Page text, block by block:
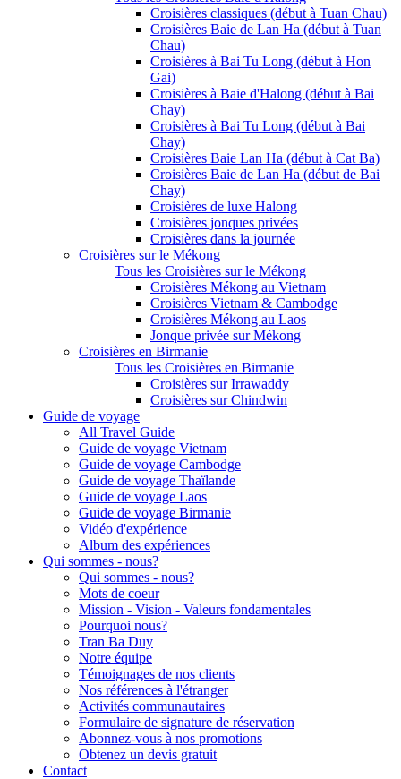
Croisières classiques (début à Tuan Chau)
Croisières Baie de Lan Ha (début à Tuan
Chau)
Croisières à Bai Tu Long (début à Hon
Gai)
Croisières à Baie d'Halong (début à Bai
Chay)
Croisières à Bai Tu Long (début à Bai
Chay)
Croisières Baie Lan Ha (début à Cat Ba)
Croisières Baie de Lan Ha (début de Bai
Chay)
Croisières de luxe Halong
Croisières jonques privées
Croisières dans la journée
Croisières sur le Mékong
Tous les Croisières sur le Mékong
Croisières Mékong au Vietnam
Croisières Vietnam & Cambodge
Croisières Mékong au Laos
Jonque privée sur Mékong
Croisières en Birmanie
Tous les Croisières en Birmanie
Croisières sur Irrawaddy
Croisières sur Chindwin
Guide de voyage
All Travel Guide
Guide de voyage Vietnam
Guide de voyage Cambodge
Guide de voyage Thaïlande
Guide de voyage Laos
Guide de voyage Birmanie
Vidéo d'expérience
Album des expériences
Qui sommes - nous?
Qui sommes - nous?
Mots de coeur
Mission - Vision - Valeurs fondamentales
Pourquoi nous?
Tran Ba Duy
Notre équipe
Témoignages de nos clients
Nos références à l'étranger
Activités communautaires
Formulaire de signature de réservation
Abonnez-vous à nos promotions
Obtenez un devis gratuit
Contact